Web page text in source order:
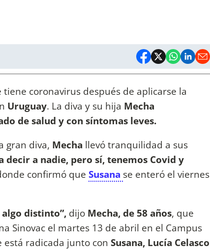
coronavirus después de aplicarse la
Uruguay. La diva y su hija Mecha
de salud y con síntomas leves.
gran diva, Mecha llevó tranquilidad a sus
decir a nadie, pero sí, tenemos Covid y
confirmó que Susana se enteró el viernes
algo distinto”, dijo Mecha, de 58 años, que
Sinovac el martes 13 de abril en el Campus
radicada junto con Susana, Lucía Celasco